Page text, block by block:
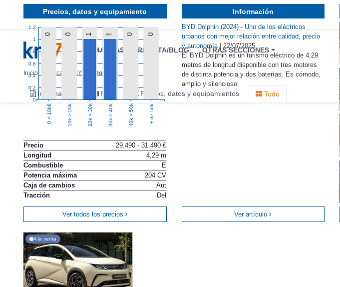
MARCAS REVISTA/BLOG OTRAS SECCIONES
Inicio Marcas BYD Dolphin
Información Fotos Precios, datos y equipamientos Todo
Precios, datos y equipamiento
0
0.2
0.4
0.6
0.8
1
1.2
0 0 1 1 0 0
0 > 10k€ 10k > 20k 20k > 30k 30k > 40k 40k > 50k + de 50k
Precio
29.490 - 31.490 €
Longitud
4,29 m
Combustible
E
Potencia máxima
204 CV
Caja de cambios
Aut
Tracción
Del
Ver todos los precios
Información
BYD Dolphin (2024) - Uno de los eléctricos
urbanos con mejor relación entre calidad, precio
y autonomía | 22/07/2025
El BYD Dolphin es un turismo eléctrico de 4,29
metros de longitud disponible con tres motores
de distinta potencia y dos baterías. Es cómodo,
amplio y silencioso.
Ver artículo
A la venta